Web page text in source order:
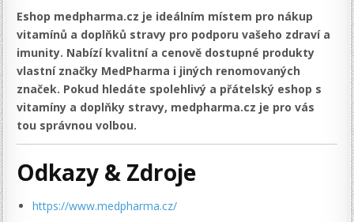
Eshop medpharma.cz je ideálním místem pro nákup
vitamínů a doplňků stravy pro podporu vašeho zdraví a
imunity. Nabízí kvalitní a cenově dostupné produkty
vlastní značky MedPharma i jiných renomovaných
značek. Pokud hledáte spolehlivý a přátelský eshop s
vitamíny a doplňky stravy, medpharma.cz je pro vás
tou správnou volbou.
Odkazy & Zdroje
https://www.medpharma.cz/